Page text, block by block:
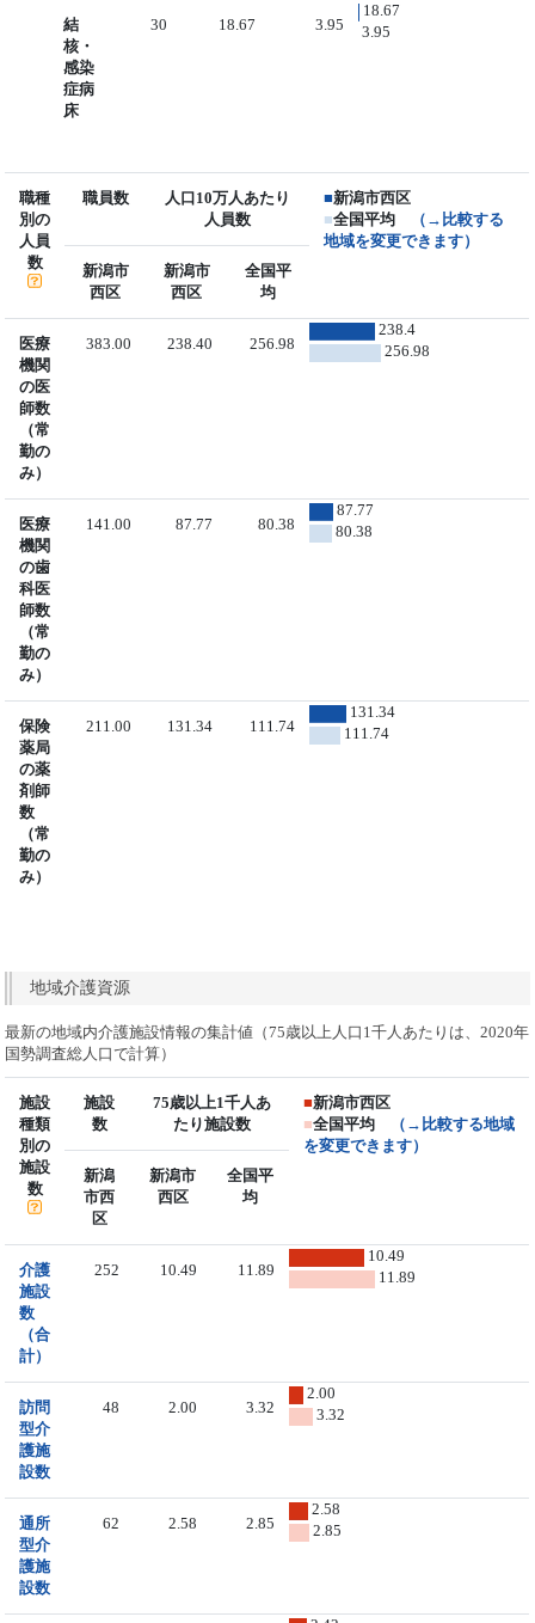
結
核・
感染
症病
床
30 18.67 3.95
18.67
3.95
職種
別の
人員
数
職員数
人口10万人あたり
人員数
■新潟市西区
■全国平均
（→比較する
地域を変更できます）
新潟市
西区
新潟市
西区
全国平
均
医療
機関
の医
師数
（常
勤の
み）
383.00 238.40 256.98
238.4
256.98
医療
機関
の歯
科医
師数
（常
勤の
み）
141.00 87.77 80.38
87.77
80.38
保険
薬局
の薬
剤師
数
（常
勤の
み）
211.00 131.34 111.74
131.34
111.74
地域介護資源
最新の地域内介護施設情報の集計値（75歳以上人口1千人あたりは、2020年
国勢調査総人口で計算）
施設
種類
別の
施設
数
施設
数
75歳以上1千人あ
たり施設数
■新潟市西区
■全国平均
（→比較する地域
を変更できます）
新潟
市西
区
新潟市
西区
全国平
均
介護
施設
数
（合
計）
252 10.49 11.89
10.49
11.89
訪問
型介
護施
設数
48 2.00 3.32
2.00
3.32
通所
型介
護施
設数
62 2.58 2.85
2.58
2.85